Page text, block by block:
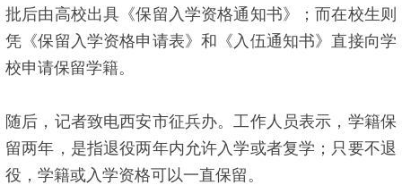
批后由高校出具《保留入学资格通知书》；而在校生则
凭《保留入学资格申请表》和《入伍通知书》直接向学
校申请保留学籍。
随后，记者致电西安市征兵办。工作人员表示，学籍保
留两年，是指退役两年内允许入学或者复学；只要不退
役，学籍或入学资格可以一直保留。